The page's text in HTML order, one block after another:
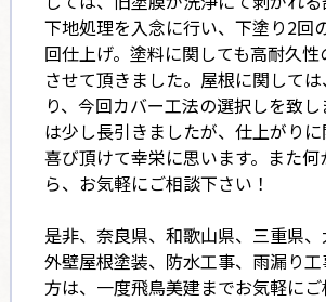
下地処理を入念に行い、下塗り2回
回仕上げ。塗料に関しても高耐久
させて頂きました。屋根に関して
り、今回カバー工法の選択しを致
は少し長引きましたが、仕上がり
喜び頂けて幸栄に思います。また
ら、お気軽にご相談下さい！
是非、奈良県、和歌山県、三重県
外壁屋根塗装、防水工事、雨漏り
方は、一度飛鳥美建までお気軽にご